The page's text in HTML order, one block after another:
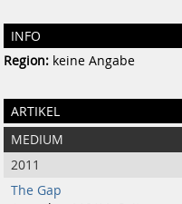
INFO
Region: keine Angabe
ARTIKEL
MEDIUM
2011
The Gap